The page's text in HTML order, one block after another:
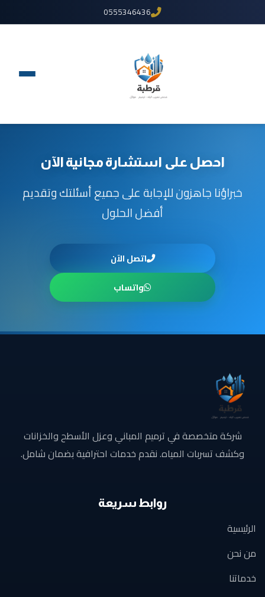
0555346436
احصل على استشارة مجانية الآن
خبراؤنا جاهزون للإجابة على جميع أسئلتك وتقديم
أفضل الحلول
اتصل الآن
واتساب
شركة متخصصة في ترميم المباني وعزل الأسطح والخزانات
وكشف تسربات المياه. نقدم خدمات احترافية بضمان شامل.
روابط سريعة
الرئيسية
من نحن
خدماتنا